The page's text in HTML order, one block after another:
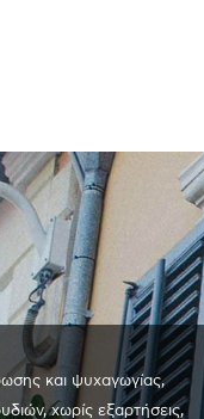
και ψυχαγωγίας,
χωρίς εξαρτήσεις,